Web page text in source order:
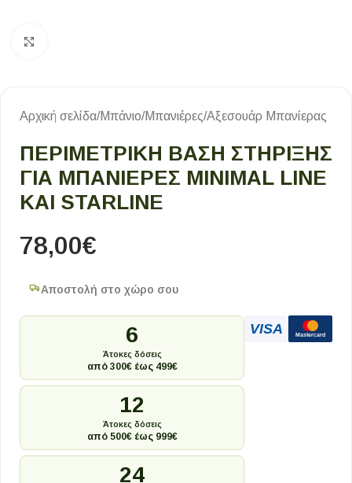
Αρχική σελίδα/Μπάνιο/Μπανιέρες/Αξεσουάρ Μπανίερας
ΠΕΡΙΜΕΤΡΙΚΗ ΒΑΣΗ ΣΤΗΡΙΞΗΣ
ΓΙΑ ΜΠΑΝΙΕΡΕΣ MINIMAL LINE
ΚΑΙ STARLINE
78,00€
Αποστολή στο χώρο σου
6
Άτοκες δόσεις
από 300€ έως 499€
12
Άτοκες δόσεις
από 500€ έως 999€
24
VISA Mastercard